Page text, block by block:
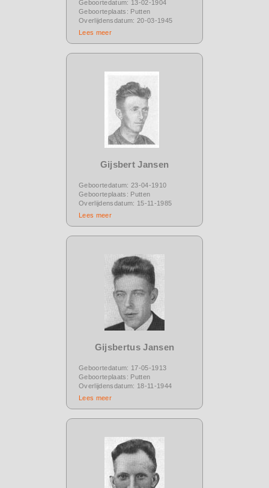
Geboortedatum: 13-02-1904
Geboorteplaats: Putten
Overlijdensdatum: 20-03-1945
Lees meer
Gijsbert Jansen
Geboortedatum: 23-04-1910
Geboorteplaats: Putten
Overlijdensdatum: 15-11-1985
Lees meer
Gijsbertus Jansen
Geboortedatum: 17-05-1913
Geboorteplaats: Putten
Overlijdensdatum: 18-11-1944
Lees meer